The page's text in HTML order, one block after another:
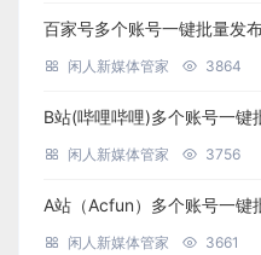
百家号多个账号一键批量发
闲人新媒体管家 3864
B站(哔哩哔哩)多个账号一键
闲人新媒体管家 3756
A站（Acfun）多个账号一键
闲人新媒体管家 3661